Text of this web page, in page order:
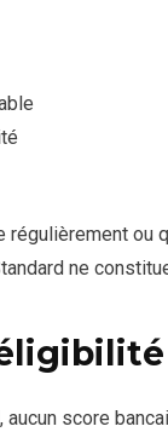
régulièrement
ne
score